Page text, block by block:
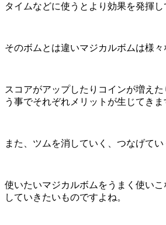
タイムなどに使うとより効果を発揮し
そのボムとは違いマジカルボムは様々
スコアがアップしたりコインが増え
う事でそれぞれメリットが生じてきま
また、ツムを消していく、つなげてい
使いたいマジカルボムをうまく使い
していきたいものですよね。